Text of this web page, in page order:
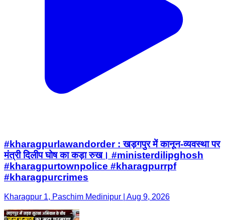
#kharagpurlawandorder : खड़गपुर में कानून-व्यवस्था पर
मंत्री दिलीप घोष का कड़ा रुख। #ministerdilipghosh
#kharagpurtownpolice #kharagpurrpf
#kharagpurcrimes
Kharagpur 1, Paschim Medinipur | Aug 9, 2026